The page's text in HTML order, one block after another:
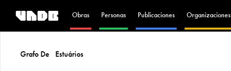
Obras Personas Publicaciones Organizaciones
Grafo De Estuários